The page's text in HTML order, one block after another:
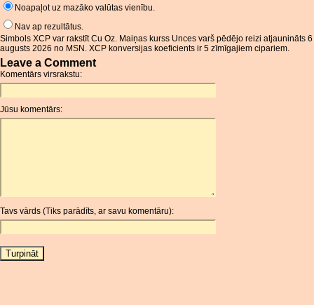
Noapaļot uz mazāko valūtas vienību.
Nav ap rezultātus.
Simbols XCP var rakstīt Cu Oz. Maiņas kurss Unces varš pēdējo reizi atjaunināts 6
augusts 2026 no MSN. XCP konversijas koeficients ir 5 zīmīgajiem cipariem.
Leave a Comment
Komentārs virsrakstu:
Jūsu komentārs:
Tavs vārds (Tiks parādīts, ar savu komentāru):